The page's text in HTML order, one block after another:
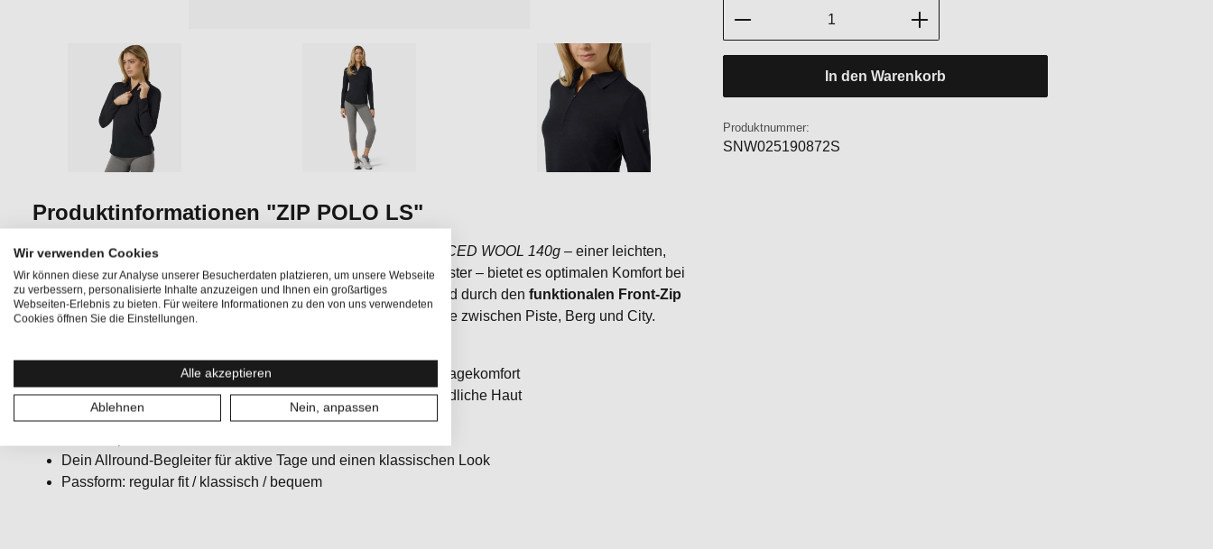
Produkt Anzahl: Gib den gewünschten Wert ein
In den Warenkorb
Produktnummer:
SNW025190872S
Produktinformationen "ZIP POLO LS"
DasZIP POLO LSbringt Funktion in Form. Gefertigt aus ADVANCED WOOL 140g – einer leichten,
robusten Materialmischung aus 50% Merinowolle und 50% Polyester – bietet es optimalen Komfort bei
gleichzeitiger Strapazierfähigkeit. Der klassischePolokragen wird durch den funktionalen Front-Zip
ergänzt und macht das Shirt zum flexiblen Begleiter für aktive Tage zwischen Piste, Berg und City.
ADVANCED WOOL 140 für optimale Atmungsaktivität und Tragekomfort
Langlebiges, pflegeleichtes Merino langarm Shirt , für empfindliche Haut
Jersey mit einem Gewicht von 140 g/m²
Dein Allround-Begleiter für aktive Tage und einen klassischen Look
Passform: regular fit / klassisch / bequem
Wir verwenden Cookies
Wir können diese zur Analyse unserer Besucherdaten platzieren, um unsere Webseite
zu verbessern, personalisierte Inhalte anzuzeigen und Ihnen ein großartiges
Webseiten-Erlebnis zu bieten. Für weitere Informationen zu den von uns verwendeten
Cookies öffnen Sie die Einstellungen.
Alle akzeptieren
Ablehnen Nein, anpassen